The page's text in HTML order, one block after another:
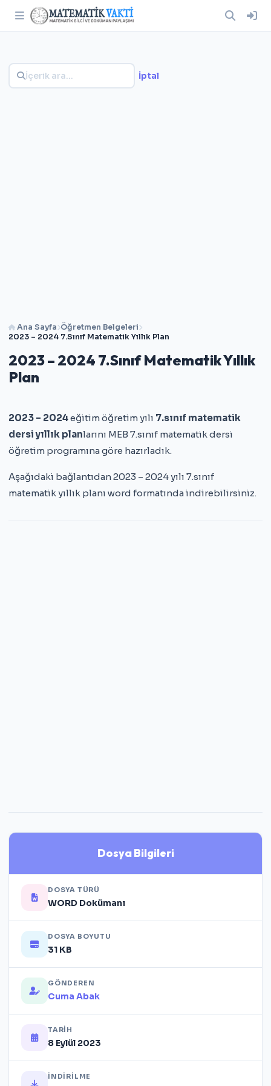
Ana Sayfa Öğretmen Belgeleri
2023 – 2024 7.Sınıf Matematik Yıllık Plan
2023 – 2024 7.Sınıf Matematik Yıllık
Plan
2023 – 2024eğitim öğretim yılı 7.sınıf matematik
dersi yıllık planlarını MEB 7.sınıf matematik dersi
öğretim programına göre hazırladık.
Aşağıdaki bağlantıdan 2023 – 2024 yılı 7.sınıf
matematik yıllık planı word formatında indirebilirsiniz.
Dosya Bilgileri
DOSYA TÜRÜ
WORD Dokümanı
DOSYA BOYUTU
31 KB
GÖNDEREN
Cuma Abak
TARIH
8 Eylül 2023
İNDIRILME
İptal